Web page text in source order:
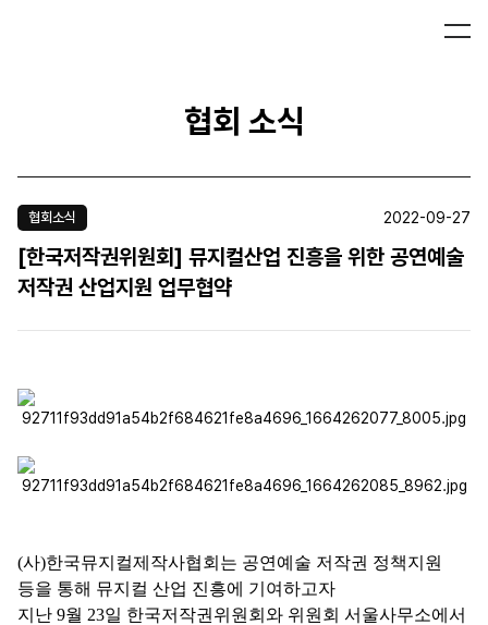
협회 소식
협회소식 2022-09-27
[한국저작권위원회] 뮤지컬산업 진흥을 위한 공연예술
저작권 산업지원 업무협약
(사)한국뮤지컬제작사협회는 공연예술 저작권 정책지원
등을 통해 뮤지컬 산업 진흥에 기여하고자
지난 9월 23일 한국저작권위원회와 위원회 서울사무소에서